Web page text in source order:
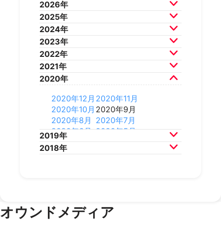
2026年
2026年7月 2026年6月
2026年5月 2026年4月
2026年3月 2026年2月
2025年
2025年12月2025年11月
2025年10月2025年9月
2025年8月 2025年7月
2025年6月
2025年4月
2024年
2024年12月2024年11月
2024年10月2024年9月
2024年8月 2024年7月
2024年6月
2024年2月 2024年1月
2023年
2023年12月2023年11月
2023年10月2023年9月
2023年8月 2023年7月
2023年6月 2023年5月
2023年4月 2023年3月
2023年2月 2023年1月
2022年
2022年12月2022年11月
2022年10月2022年9月
2022年8月 2022年7月
2022年6月 2022年5月
2022年4月 2022年3月
2022年2月 2022年1月
2021年
2021年12月 2021年11月
2021年10月 2021年9月
2021年8月 2021年7月
2021年6月 2021年5月
2021年4月 2021年3月
2021年2月 2021年1月
2020年
2020年12月 2020年11月
2020年10月 2020年9月
2020年8月 2020年7月
2020年6月 2020年5月
2020年4月 2020年3月
2020年2月 2020年1月
2019年
2019年12月2019年11月
2019年2月
2019年1月
2018年
オウンドメディア